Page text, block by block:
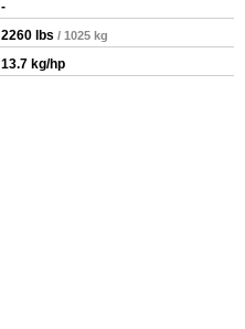
-
2260 lbs / 1025 kg
13.7 kg/hp